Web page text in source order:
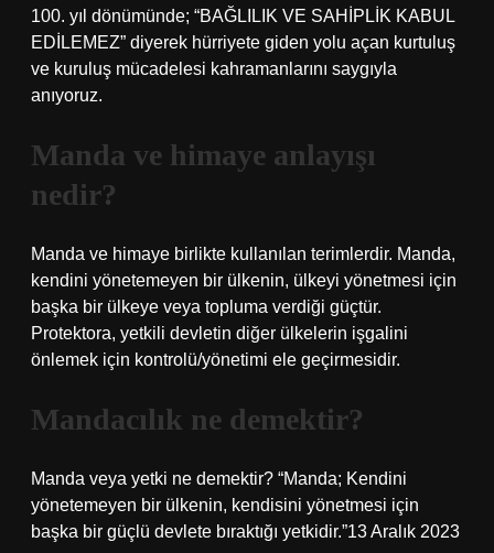
100. yıl dönümünde; “BAĞLILIK VE SAHİPLİK KABUL
EDİLEMEZ” diyerek hürriyete giden yolu açan kurtuluş
ve kuruluş mücadelesi kahramanlarını saygıyla
anıyoruz.
Manda ve himaye anlayışı
nedir?
Manda ve himaye birlikte kullanılan terimlerdir. Manda,
kendini yönetemeyen bir ülkenin, ülkeyi yönetmesi için
başka bir ülkeye veya topluma verdiği güçtür.
Protektora, yetkili devletin diğer ülkelerin işgalini
önlemek için kontrolü/yönetimi ele geçirmesidir.
Mandacılık ne demektir?
Manda veya yetki ne demektir? “Manda; Kendini
yönetemeyen bir ülkenin, kendisini yönetmesi için
başka bir güçlü devlete bıraktığı yetkidir.”13 Aralık 2023